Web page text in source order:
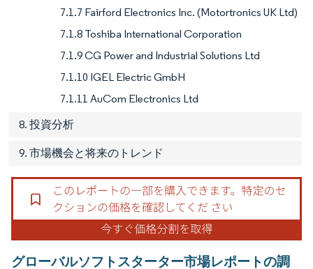
7.1.7 Fairford Electronics Inc. (Motortronics UK Ltd)
7.1.8 Toshiba International Corporation
7.1.9 CG Power and Industrial Solutions Ltd
7.1.10 IGEL Electric GmbH
7.1.11 AuCom Electronics Ltd
8. 投資分析
9. 市場機会と将来のトレンド
グローバルソフトスターター市場レポートの調